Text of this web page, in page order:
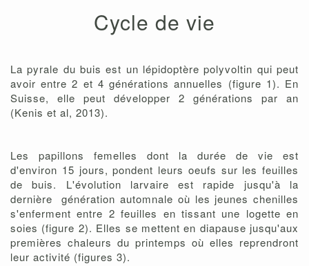
Cycle de vie
La pyrale du buis est un lépidoptère polyvoltin qui peut
avoir entre 2 et 4 générations annuelles (figure 1). En
Suisse, elle peut développer 2 générations par an
(Kenis et al, 2013).
Les papillons femelles dont la durée de vie est
d'environ 15 jours, pondent leurs oeufs sur les feuilles
de buis. L'évolution larvaire est rapide jusqu'à la
dernière génération automnale où les jeunes chenilles
s'enferment entre 2 feuilles en tissant une logette en
soies (figure 2). Elles se mettent en diapause jusqu'aux
premières chaleurs du printemps où elles reprendront
leur activité (figures 3).